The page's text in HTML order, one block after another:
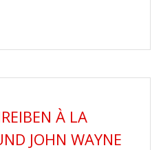
À LA
JOHN WAYNE